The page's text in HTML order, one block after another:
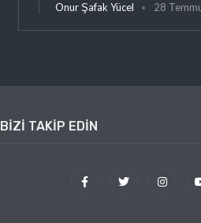
Onur Şafak Yücel 28
BIZI TAKIP EDIN